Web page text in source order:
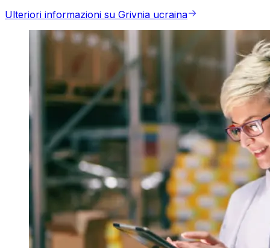
Ulteriori informazioni su Grivnia ucraina